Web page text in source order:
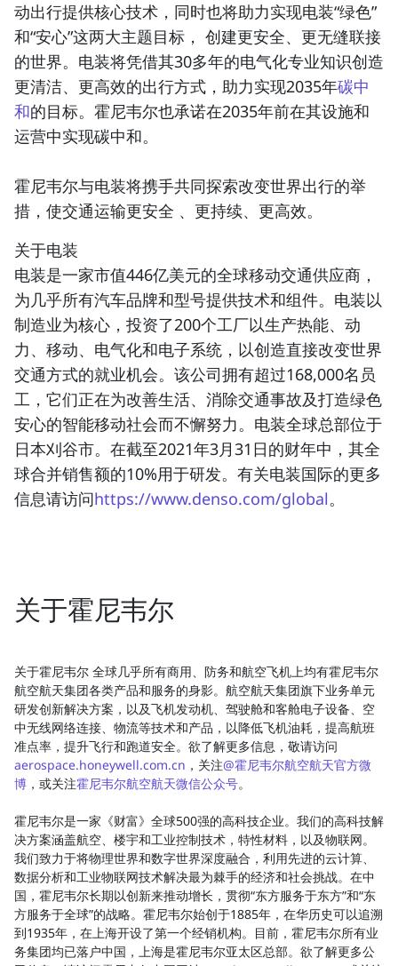
动出行提供核心技术，同时也将助力实现电装“绿色”
和“安心”这两大主题目标， 创建更安全、更无缝联接
的世界。电装将凭借其30多年的电气化专业知识创造
更清洁、更高效的出行方式，助力实现2035年碳中
和的目标。霍尼韦尔也承诺在2035年前在其设施和
运营中实现碳中和。
霍尼韦尔与电装将携手共同探索改变世界出行的举
措，使交通运输更安全 、更持续、更高效。
关于电装
电装是一家市值446亿美元的全球移动交通供应商，
为几乎所有汽车品牌和型号提供技术和组件。电装以
制造业为核心，投资了200个工厂以生产热能、动
力、移动、电气化和电子系统，以创造直接改变世界
交通方式的就业机会。该公司拥有超过168,000名员
工，它们正在为改善生活、消除交通事故及打造绿色
安心的智能移动社会而不懈努力。电装全球总部位于
日本刈谷市。在截至2021年3月31日的财年中，其全
球合并销售额的10%用于研发。有关电装国际的更多
信息请访问https://www.denso.com/global。
关于霍尼韦尔
关于霍尼韦尔 全球几乎所有商用、防务和航空飞机上均有霍尼韦尔
航空航天集团各类产品和服务的身影。航空航天集团旗下业务单元
研发创新解决方案，以及飞机发动机、驾驶舱和客舱电子设备、空
中无线网络连接、物流等技术和产品，以降低飞机油耗，提高航班
准点率，提升飞行和跑道安全。欲了解更多信息，敬请访问
aerospace.honeywell.com.cn ，关注@霍尼韦尔航空航天官方微
博 ，或关注霍尼韦尔航空航天微信公众号。
霍尼韦尔是一家《财富》全球500强的高科技企业。我们的高科技解
决方案涵盖航空、楼宇和工业控制技术，特性材料，以及物联网。
我们致力于将物理世界和数字世界深度融合，利用先进的云计算、
数据分析和工业物联网技术解决最为棘手的经济和社会挑战。在中
国，霍尼韦尔长期以创新来推动增长，贯彻“东方服务于东方”和“东
方服务于全球”的战略。霍尼韦尔始创于1885年，在华历史可以追溯
到1935年，在上海开设了第一个经销机构。目前，霍尼韦尔所有业
务集团均已落户中国，上海是霍尼韦尔亚太区总部。欲了解更多公